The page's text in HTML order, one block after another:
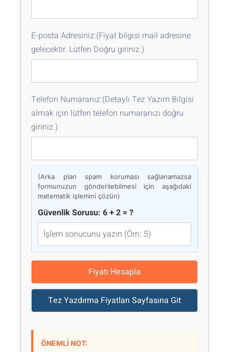
E-posta Adresiniz:(Fiyat bilgisi mail adresine
gelecektir. Lütfen Doğru giriniz.)
Telefon Numaranız:(Detaylı Tez Yazım Bilgisi
almak için lütfen telefon numaranızı doğru
giriniz.)
(Arka plan spam koruması sağlanamazsa
formunuzun gönderilebilmesi için aşağıdaki
matematik işlemini çözün)
Güvenlik Sorusu: 6 + 2 = ?
Fiyatı Hesapla
Tez Yazdırma Fiyatları Sayfasına Git
ÖNEMLİ NOT: